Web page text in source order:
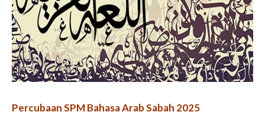
Percubaan SPM Bahasa Arab Sabah 2025